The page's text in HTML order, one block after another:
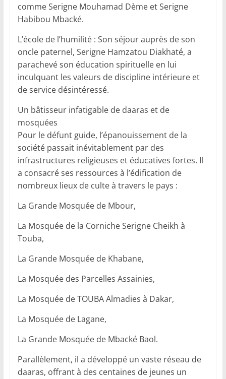
comme Serigne Mouhamad Dème et Serigne
Habibou Mbacké.
L’école de l’humilité : Son séjour auprès de son
oncle paternel, Serigne Hamzatou Diakhaté, a
parachevé son éducation spirituelle en lui
inculquant les valeurs de discipline intérieure et
de service désintéressé.
Un bâtisseur infatigable de daaras et de
mosquées
Pour le défunt guide, l’épanouissement de la
société passait inévitablement par des
infrastructures religieuses et éducatives fortes. Il
a consacré ses ressources à l’édification de
nombreux lieux de culte à travers le pays :
La Grande Mosquée de Mbour,
La Mosquée de la Corniche Serigne Cheikh à
Touba,
La Grande Mosquée de Khabane,
La Mosquée des Parcelles Assainies,
La Mosquée de TOUBA Almadies à Dakar,
La Mosquée de Lagane,
La Grande Mosquée de Mbacké Baol.
Parallèlement, il a développé un vaste réseau de
daaras, offrant à des centaines de jeunes un